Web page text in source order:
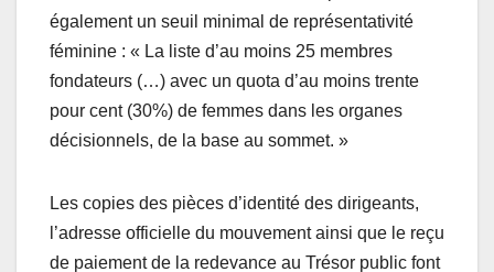
également un seuil minimal de représentativité
féminine : « La liste d’au moins 25 membres
fondateurs (…) avec un quota d’au moins trente
pour cent (30%) de femmes dans les organes
décisionnels, de la base au sommet. »
Les copies des pièces d’identité des dirigeants,
l’adresse officielle du mouvement ainsi que le reçu
de paiement de la redevance au Trésor public font